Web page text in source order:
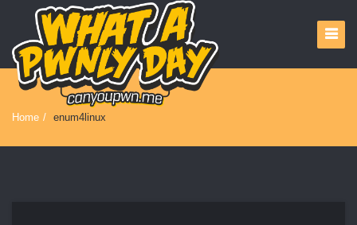
Home / enum4linux